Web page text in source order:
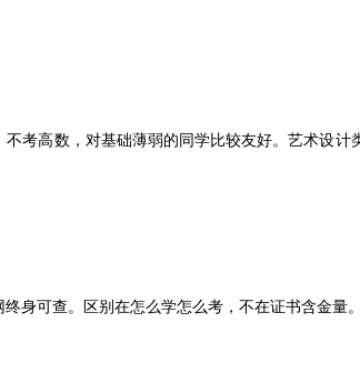
高数，对基础薄弱的同学比较友好。艺术设计
可查。区别在怎么学怎么考，不在证书含金量。